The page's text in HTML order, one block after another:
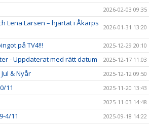
2026-02-03 09:35
Lena Larsen – hjärtat i Åkarps
2026-01-31 13:20
på TV4!!! 2025-12-29 20:10
- Uppdaterat med rätt datum 2025-12-17 11:03
& Nyår 2025-12-12 09:50
11 2025-11-20 13:43
2025-11-03 14:48
4/11 2025-09-18 14:22